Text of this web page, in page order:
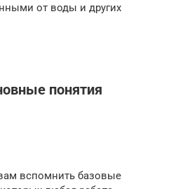
от воды и других
понятия
вспомнить базовые